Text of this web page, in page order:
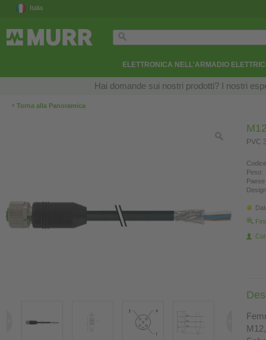
Italia
ELETTRONICA NELL'ARMADIO
Hai domande sui nostri prodotti? I nostri
‹ Torna alla Panoramica
PVC
Peso: